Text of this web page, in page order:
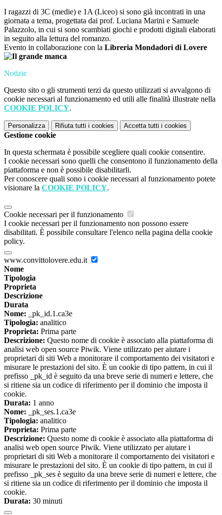
I ragazzi di 3C (medie) e 1A (Liceo) si sono già incontrati in una
giornata a tema, progettata dai prof. Luciana Marini e Samuele
Palazzolo, in cui si sono scambiati giochi e prodotti digitali elaborati
in seguito alla lettura del romanzo.
Evento in collaborazione con la Libreria Mondadori di Lovere
Notizie
Questo sito o gli strumenti terzi da questo utilizzati si avvalgono di
cookie necessari al funzionamento ed utili alle finalità illustrate nella
COOKIE POLICY.
Personalizza Rifiuta tutti i cookies Accetta tutti i cookies
Gestione cookie
In questa schermata è possibile scegliere quali cookie consentire.
I cookie necessari sono quelli che consentono il funzionamento della
piattaforma e non è possibile disabilitarli.
Per conoscere quali sono i cookie necessari al funzionamento potete
visionare la COOKIE POLICY.
Cookie necessari per il funzionamento
I cookie necessari per il funzionamento non possono essere
disabilitati. È possibile consultare l'elenco nella pagina della cookie
policy.
www.convittolovere.edu.it
Nome
Tipologia
Proprieta
Descrizione
Durata
Nome: _pk_id.1.ca3e
Tipologia: analitico
Proprieta: Prima parte
Descrizione: Questo nome di cookie è associato alla piattaforma di
analisi web open source Piwik. Viene utilizzato per aiutare i
proprietari di siti Web a monitorare il comportamento dei visitatori e
misurare le prestazioni del sito. È un cookie di tipo pattern, in cui il
prefisso _pk_id è seguito da una breve serie di numeri e lettere, che
si ritiene sia un codice di riferimento per il dominio che imposta il
cookie.
Durata: 1 anno
Nome: _pk_ses.1.ca3e
Tipologia: analitico
Proprieta: Prima parte
Descrizione: Questo nome di cookie è associato alla piattaforma di
analisi web open source Piwik. Viene utilizzato per aiutare i
proprietari di siti Web a monitorare il comportamento dei visitatori e
misurare le prestazioni del sito. È un cookie di tipo pattern, in cui il
prefisso _pk_ses è seguito da una breve serie di numeri e lettere, che
si ritiene sia un codice di riferimento per il dominio che imposta il
cookie.
Durata: 30 minuti